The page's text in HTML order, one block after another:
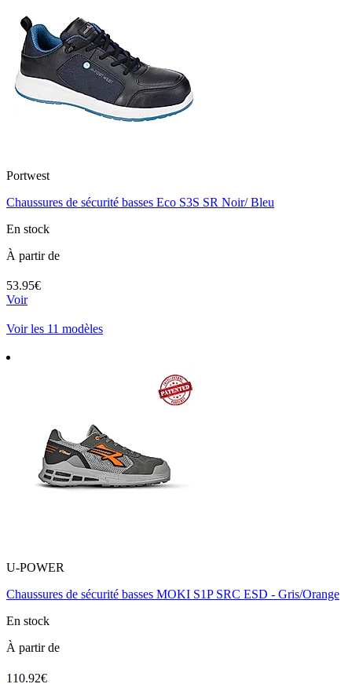
Portwest
Chaussures de sécurité basses Eco S3S SR Noir/ Bleu
En stock
À partir de
53.95€
Voir
Voir les 11 modèles
U-POWER
Chaussures de sécurité basses MOKI S1P SRC ESD - Gris/Orange
En stock
À partir de
110.92€